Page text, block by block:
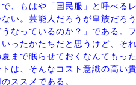
、もはや「国民服」と呼べる
い。芸能人だろうが皇族だろ
なっているのか？」である。
ったかたちだと思うけど、そ
まで眠らせておくなんてもっ
は、そんなコスト意識の高い
ススメである。